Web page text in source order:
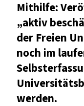
Mithilfe:
„aktiv
der Freien
noch im
werden.